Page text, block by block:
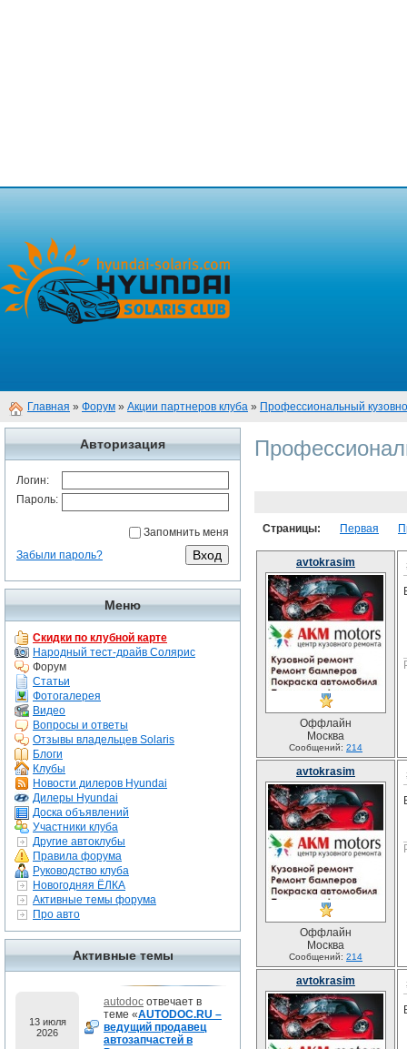
Главная » Форум » Акции партнеров клуба » Профессиональный
Авторизация
Логин:
Пароль:
Запомнить меня
Забыли пароль?
Меню
Скидки по клубной карте
Народный тест-драйв Солярис
Форум
Статьи
Фотогалерея
Видео
Вопросы и ответы
Отзывы владельцев Solaris
Блоги
Клубы
Новости дилеров Hyundai
Дилеры Hyundai
Доска объявлений
Участники клуба
Другие автоклубы
Правила форума
Руководство клуба
Новогодняя ЁЛКА
Активные темы форума
Про авто
Активные темы
13 июля
2026
autodoc отвечает в
теме «AUTODOC.RU –
ведущий продавец
автозапчастей в
Страницы: Первая
avtokrasim
Оффлайн
Москва
Сообщений: 214
avtokrasim
Оффлайн
Москва
Сообщений: 214
avtokrasim